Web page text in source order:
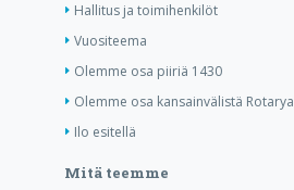
Hallitus ja toimihenkilöt
Vuositeema
Olemme osa piiriä 1430
Olemme osa kansainvälistä Rotarya
Ilo esitellä
Mitä teemme